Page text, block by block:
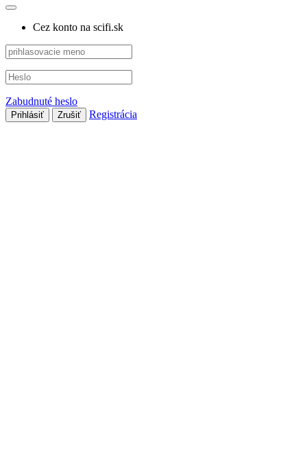
Cez konto na scifi.sk
Zabudnuté heslo
Prihlásiť Zrušiť Registrácia